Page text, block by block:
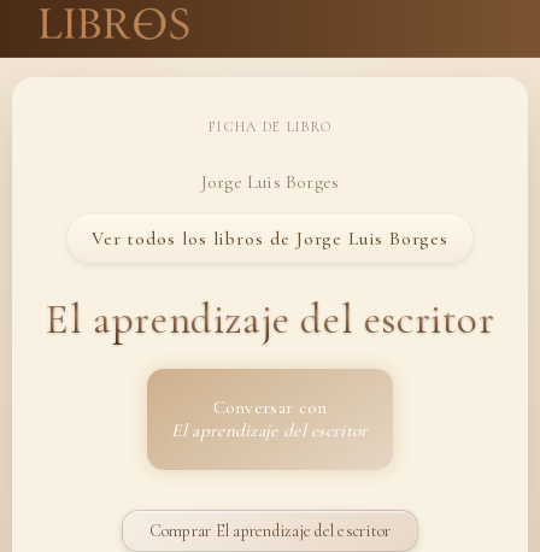
FICHA DE LIBRO
Jorge Luis Borges
Ver todos los libros de Jorge Luis Borges
El aprendizaje del escritor
Conversar con
El aprendizaje del escritor
Comprar El aprendizaje del escritor